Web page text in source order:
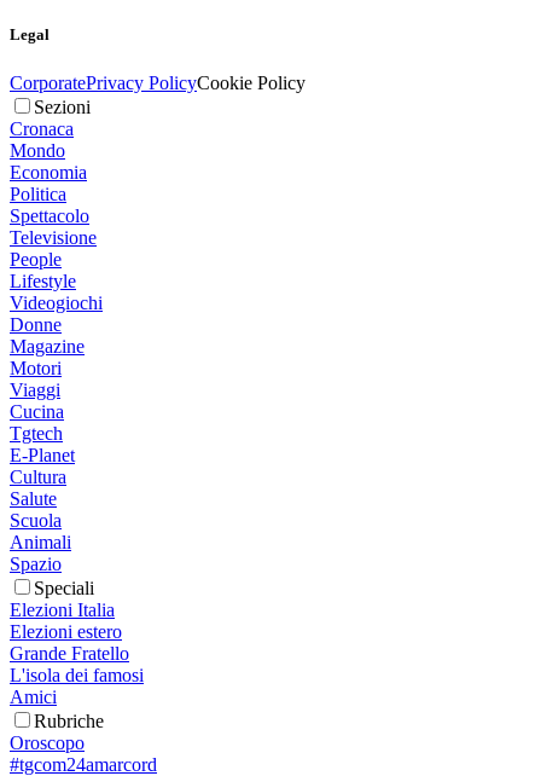
Legal
CorporatePrivacy PolicyCookie Policy
Sezioni
Cronaca
Mondo
Economia
Politica
Spettacolo
Televisione
People
Lifestyle
Videogiochi
Donne
Magazine
Motori
Viaggi
Cucina
Tgtech
E-Planet
Cultura
Salute
Scuola
Animali
Spazio
Speciali
Elezioni Italia
Elezioni estero
Grande Fratello
L'isola dei famosi
Amici
Rubriche
Oroscopo
#tgcom24amarcord